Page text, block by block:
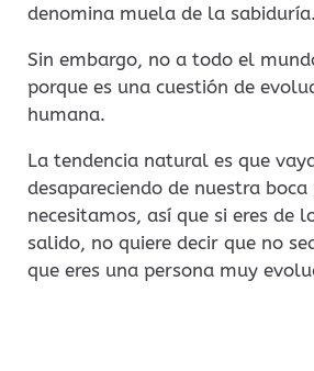
denomina muela de la sabiduría.
Sin embargo, no a todo el
porque es una cuestión de
humana.
La tendencia natural es que
desapareciendo de nuestra
necesitamos, así que si eres de
salido, no quiere decir que no
que eres una persona muy